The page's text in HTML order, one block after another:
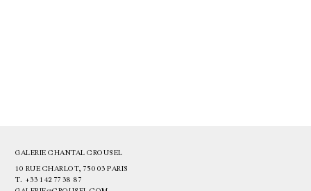
GALERIE CHANTAL CROUSEL
10 RUE CHARLOT, 75003 PARIS
T. +33 1 42 77 38 87